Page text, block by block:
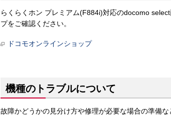
らくらくホン プレミアム(F884i)対応のdocomo
プをご確認ください。
ドコモオンラインショップ
機種のトラブルについて
故障かどうかの見分け方や修理が必要な場合の準備な